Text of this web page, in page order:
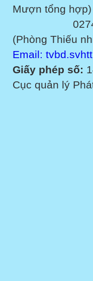
Mượn tổng hợp)
0274.
(Phòng Thiếu
Email:
Giấy phép số:
Cục quản lý